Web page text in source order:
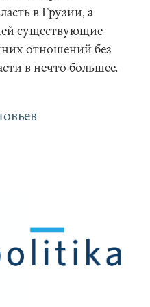
в Грузии, а
существующие
отношений без
в нечто большее.